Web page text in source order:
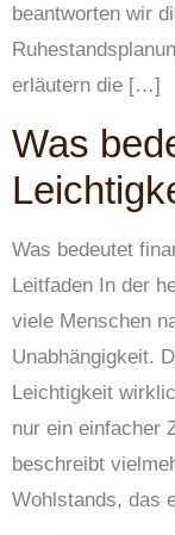
beantworten wir
erläutern die […]
Was
Was bedeutet
Leitfaden In der
viele Menschen
Unabhängigkeit.
Leichtigkeit
nur ein einfacher
beschreibt
Wohlstands, das